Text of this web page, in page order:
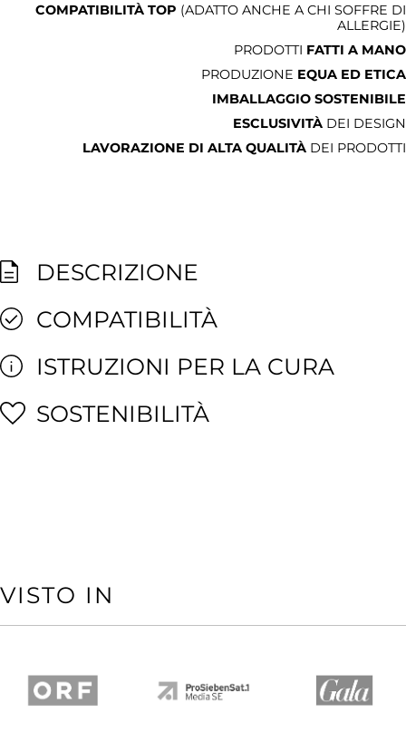
COMPATIBILITÀ TOP (ADATTO ANCHE A CHI SOFFRE DI
ALLERGIE)
PRODOTTI FATTI A MANO
PRODUZIONE EQUA ED ETICA
IMBALLAGGIO SOSTENIBILE
ESCLUSIVITÀ DEI DESIGN
LAVORAZIONE DI ALTA QUALITÀ DEI PRODOTTI
DESCRIZIONE
COMPATIBILITÀ
ISTRUZIONI PER LA CURA
SOSTENIBILITÀ
VISTO IN